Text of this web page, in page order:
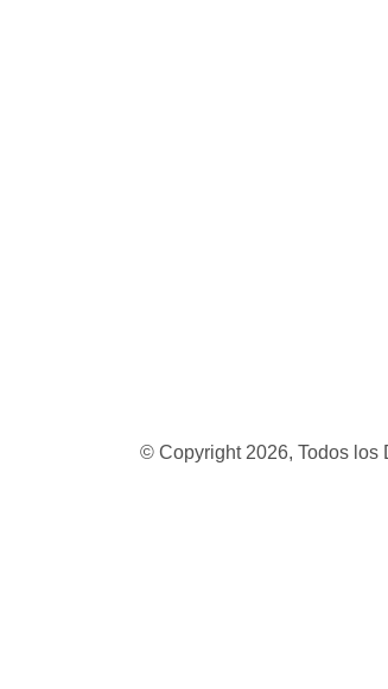
© Copyright 2026, Todos los